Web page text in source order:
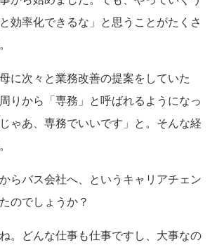
効率化できるな」と思うことがたくさ
に次々と業務改善の提案をしていた
りから「専務」と呼ばれるようになっ
ゃあ、専務でいいです」と。そんな経
バス会社へ、というキャリアチェン
のでしょうか？
。どんな仕事も仕事ですし、大事なの